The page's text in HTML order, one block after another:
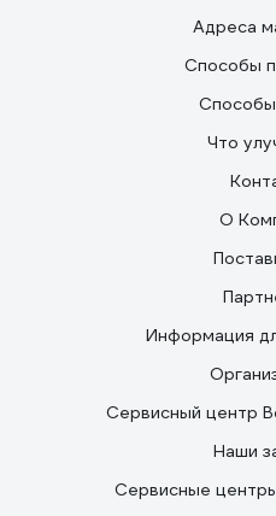
Адреса
Способы
Что
О
Информация
Сервисный центр
Наши
Сервисные